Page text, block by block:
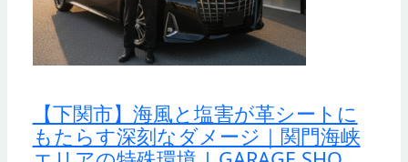
【下関市】海風と塩害が革シートに
もたらす深刻なダメージ｜関門海峡